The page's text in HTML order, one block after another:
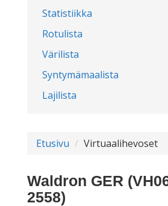
Statistiikka
Rotulista
Värilista
Syntymämaalista
Lajilista
Etusivu Virtuaalihevoset
Waldron GER
2558)